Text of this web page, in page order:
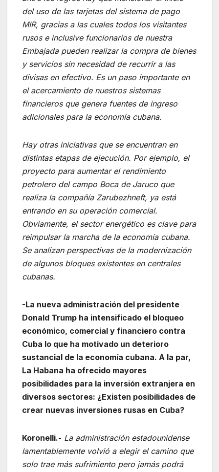
del uso de las tarjetas del sistema de pago
MIR, gracias a las cuales todos los visitantes
rusos e inclusive funcionarios de nuestra
Embajada pueden realizar la compra de bienes
y servicios sin necesidad de recurrir a las
divisas en efectivo. Es un paso importante en
el acercamiento de nuestros sistemas
financieros que genera fuentes de ingreso
adicionales para la economía cubana.
Hay otras iniciativas que se encuentran en
distintas etapas de ejecución. Por ejemplo, el
proyecto para aumentar el rendimiento
petrolero del campo Boca de Jaruco que
realiza la compañía Zarubezhneft, ya está
entrando en su operación comercial.
Obviamente, el sector energético es clave para
reimpulsar la marcha de la economía cubana.
Se analizan perspectivas de la modernización
de algunos bloques existentes en centrales
cubanas.
-La nueva administración del presidente
Donald Trump ha intensificado el bloqueo
económico, comercial y financiero contra
Cuba lo que ha motivado un deterioro
sustancial de la economía cubana. A la par,
La Habana ha ofrecido mayores
posibilidades para la inversión extranjera en
diversos sectores: ¿Existen posibilidades de
crear nuevas inversiones rusas en Cuba?
Koronelli.- La administración estadounidense
lamentablemente volvió a elegir el camino que
solo trae más sufrimiento pero jamás podrá